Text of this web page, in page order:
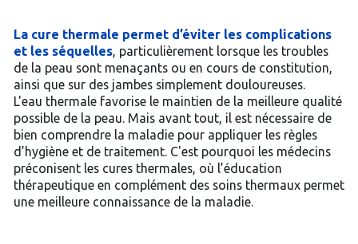
La cure thermale permet d’éviter les complications
et les séquelles, particulièrement lorsque les troubles
de la peau sont menaçants ou en cours de constitution,
ainsi que sur des jambes simplement douloureuses.
L'eau thermale favorise le maintien de la meilleure qualité
possible de la peau. Mais avant tout, il est nécessaire de
bien comprendre la maladie pour appliquer les règles
d’hygiène et de traitement. C'est pourquoi les médecins
préconisent les cures thermales, où l’éducation
thérapeutique en complément des soins thermaux permet
une meilleure connaissance de la maladie.